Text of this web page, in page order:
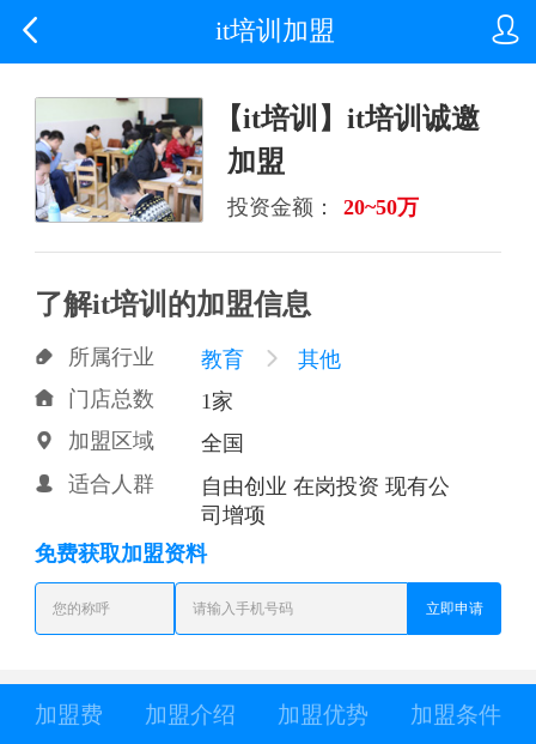

 it培训加盟
【it培训】it培训诚邀
加盟
投资金额： 20~50万
了解it培训的加盟信息
 所属行业 教育  其他
 门店总数 1家
 加盟区域 全国
 适合人群
自由创业 在岗投资 现有公
司增项
免费获取加盟资料
立即申请
加盟费 加盟介绍 加盟优势 加盟条件